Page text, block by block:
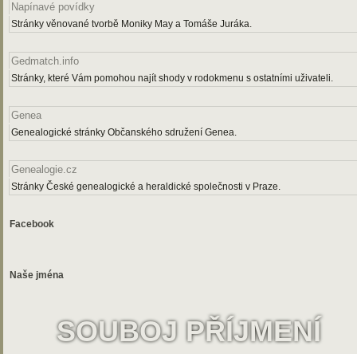
Napínavé povídky
Stránky věnované tvorbě Moniky May a Tomáše Juráka.
Gedmatch.info
Stránky, které Vám pomohou najít shody v rodokmenu s ostatními uživateli.
Genea
Genealogické stránky Občanského sdružení Genea.
Genealogie.cz
Stránky České genealogické a heraldické společnosti v Praze.
Facebook
Naše jména
SOUBOJ PŘÍJMENÍ